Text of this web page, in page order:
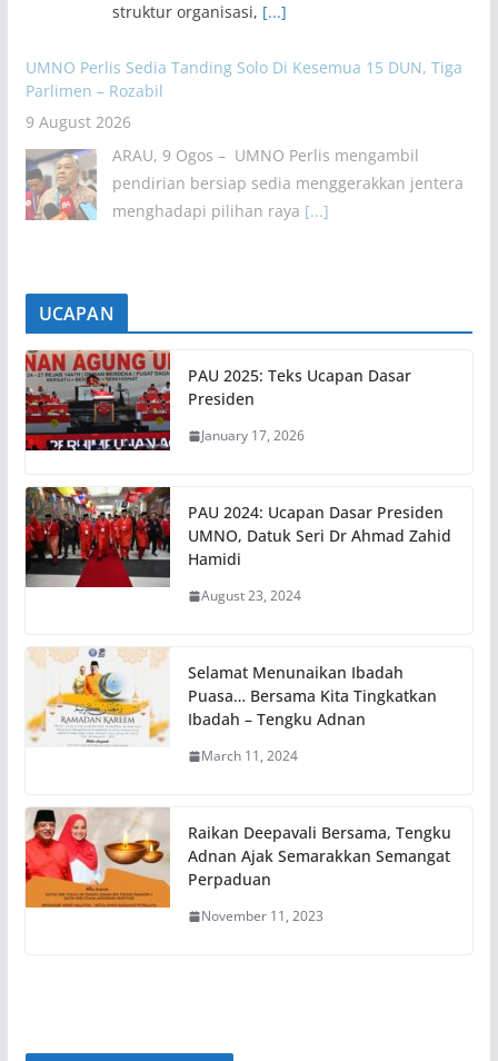
struktur organisasi, [...]
UMNO Perlis Sedia Tanding Solo Di Kesemua 15 DUN, Tiga
Parlimen – Rozabil
9 August 2026
ARAU, 9 Ogos – UMNO Perlis mengambil
pendirian bersiap sedia menggerakkan jentera
menghadapi pilihan raya [...]
UCAPAN
PAU 2025: Teks Ucapan Dasar
Presiden
January 17, 2026
PAU 2024: Ucapan Dasar Presiden
UMNO, Datuk Seri Dr Ahmad Zahid
Hamidi
August 23, 2024
Selamat Menunaikan Ibadah
Puasa… Bersama Kita Tingkatkan
Ibadah – Tengku Adnan
March 11, 2024
Raikan Deepavali Bersama, Tengku
Adnan Ajak Semarakkan Semangat
Perpaduan
November 11, 2023